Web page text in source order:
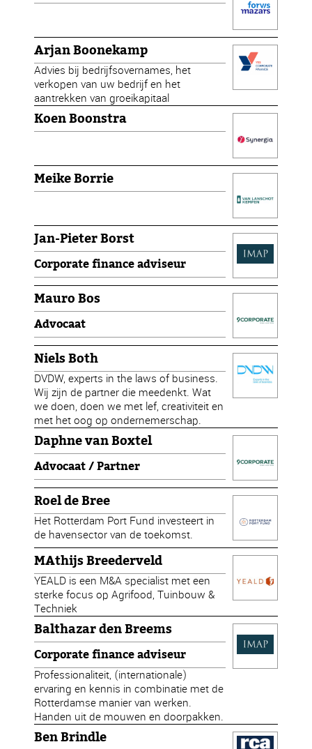
Arjan Boonekamp
Advies bij bedrijfsovernames, het
verkopen van uw bedrijf en het
aantrekken van groeikapitaal
Koen Boonstra
Meike Borrie
Jan-Pieter Borst
Corporate finance adviseur
Mauro Bos
Advocaat
Niels Both
DVDW, experts in the laws of business.
Wij zijn de partner die meedenkt. Wat
we doen, doen we met lef, creativiteit en
met het oog op ondernemerschap.
Daphne van Boxtel
Advocaat / Partner
Roel de Bree
Het Rotterdam Port Fund investeert in
de havensector van de toekomst.
MAthijs Breederveld
YEALD is een M&A specialist met een
sterke focus op Agrifood, Tuinbouw &
Techniek
Balthazar den Breems
Corporate finance adviseur
Professionaliteit, (internationale)
ervaring en kennis in combinatie met de
Rotterdamse manier van werken.
Handen uit de mouwen en doorpakken.
Ben Brindle